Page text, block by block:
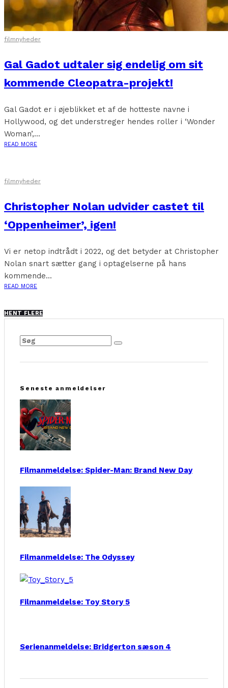
filmnyheder
Gal Gadot udtaler sig endelig om sit
kommende Cleopatra-projekt!
Gal Gadot er i øjeblikket et af de hotteste navne i
Hollywood, og det understreger hendes roller i ‘Wonder
Woman’,...
READ MORE
filmnyheder
Christopher Nolan udvider castet til
‘Oppenheimer’, igen!
Vi er netop indtrådt i 2022, og det betyder at Christopher
Nolan snart sætter gang i optagelserne på hans
kommende...
READ MORE
HENT FLERE
Seneste anmeldelser
Filmanmeldelse: Spider-Man: Brand New Day
Filmanmeldelse: The Odyssey
Filmanmeldelse: Toy Story 5
Serienanmeldelse: Bridgerton sæson 4